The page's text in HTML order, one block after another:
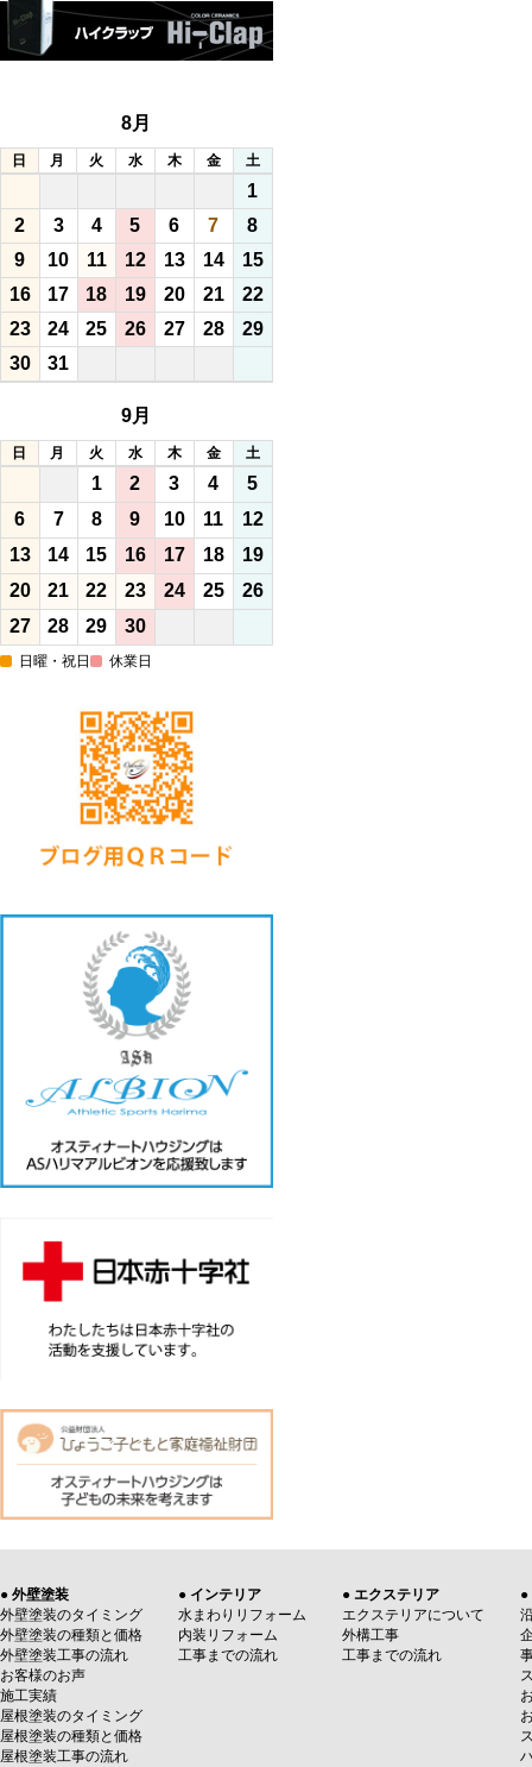
8月
日 月 火 水 木 金 土
1
2
3 4 5 6 7
8
9
10 11 12 13 14
15
16
17 18 19 20 21
22
23
24 25 26 27 28
29
30
31
9月
日 月 火 水 木 金 土
1 2 3 4
5
6
7 8 9 10 11
12
13
14 15 16 17 18
19
20
21 22 23 24 25
26
27
28 29 30
日曜・祝日 休業日
● 外壁塗装
外壁塗装のタイミング
外壁塗装の種類と価格
外壁塗装工事の流れ
お客様のお声
施工実績
屋根塗装のタイミング
屋根塗装の種類と価格
屋根塗装工事の流れ
● インテリア
水まわりリフォーム
内装リフォーム
工事までの流れ
● エクステリア
エクステリアについて
外構工事
工事までの流れ
●